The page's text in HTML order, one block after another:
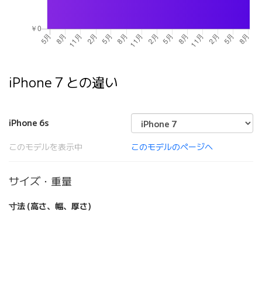
iPhone 7 との違い
iPhone 6s
このモデルを表示中 このモデルのページへ
サイズ・重量
寸法 (高さ、幅、厚さ)